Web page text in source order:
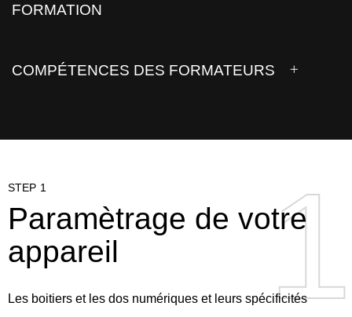
FORMATION
COMPÉTENCES DES FORMATEURS
1
1
STEP 1
Paramètrage de votre
appareil
Les boitiers et les dos numériques et leurs spécificités